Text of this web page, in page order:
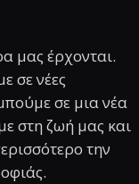
μας έρχονται.
σε νέες
σε μια νέα
στη ζωή μας και
την